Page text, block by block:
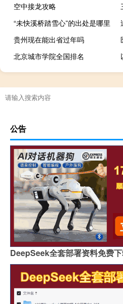
空中接龙攻略
“未快溪桥踏雪心”的出处是哪里
贵州现在能出省过年吗
北京城市学院全国排名
公告
DeepSeek全套部署资料免费